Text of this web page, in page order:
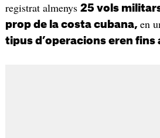
registrat almenys 25 vols
prop de la costa cubana, en
tipus d’operacions eren fins